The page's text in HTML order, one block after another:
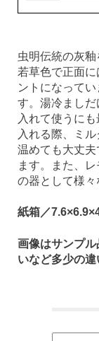
虫明伝統の灰
若草色で正面
ントになって
す。湯冷まし
入れて使うに
入れる際、ミ
温めても大丈
ます。また、
の器として様々
紙箱／
画像はサンプ
いなど多少の違